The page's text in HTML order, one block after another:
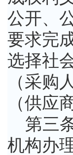
公开、
要求完
选择社
（采购
（供应
第三
机构办